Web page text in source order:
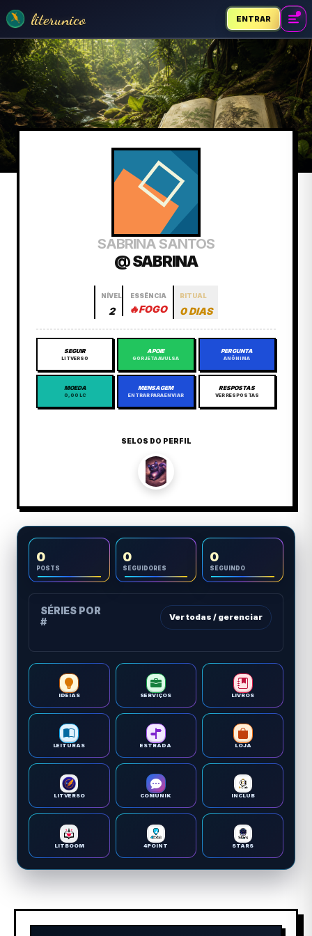
literunico ENTRAR
SABRINA SANTOS
@ SABRINA
NÍVEL
2
ESSÊNCIA
🔥FOGO
RITUAL
0 DIAS
SEGUIR
LITVERSO
APOIE
GORJETA AVULSA
PERGUNTA
ANÔNIMA
MOEDA
0,00 LC
MENSAGEM
ENTRAR PARA ENVIAR
RESPOSTAS
VER RESPOSTAS
SELOS DO PERFIL
0
POSTS
0
SEGUIDORES
0
SEGUINDO
SÉRIES POR
#
Ver todas / gerenciar
IDEIAS SERVIÇOS LIVROS
LEITURAS ESTRADA LOJA
LITVERSO COMUNIK INCLUB
LITBOOM 4POINT STARS